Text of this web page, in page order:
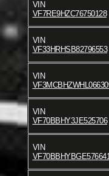
VIN
VF7RE9HZC76750128
VIN
VF33HRHSB82796553
VIN
VIN
VF70BBHY3JE525706
VIN